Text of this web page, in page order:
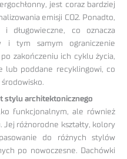
jest coraz bardziej
emisji CO2. Ponadto,
i długowieczne, co oznacza
i tym samym ograniczenie
zakończeniu ich cyklu życia,
lub poddane recyklingowi, co
środowisko.
stylu architektonicznego
funkcjonalnym, ale również
różnorodne kształty, kolory
do różnych stylów
po nowoczesne. Dachówki